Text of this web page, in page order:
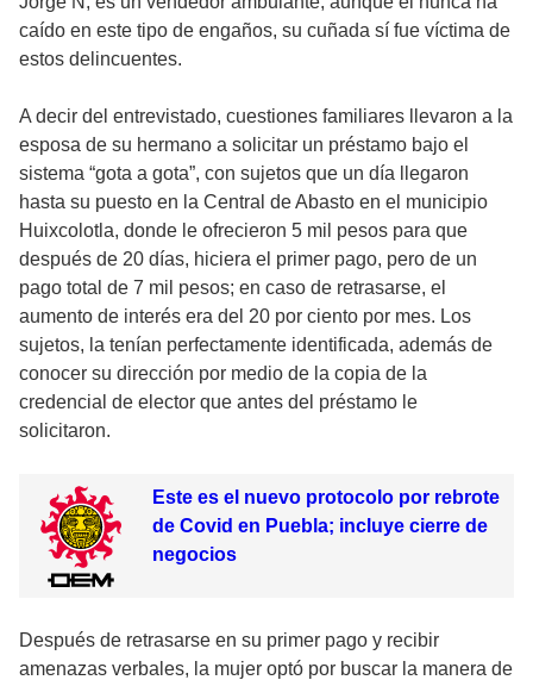
caído en este tipo de engaños, su cuñada sí fue víctima de
estos delincuentes.
A decir del entrevistado, cuestiones familiares llevaron a la
esposa de su hermano a solicitar un préstamo bajo el
sistema “gota a gota”, con sujetos que un día llegaron
hasta su puesto en la Central de Abasto en el municipio
Huixcolotla, donde le ofrecieron 5 mil pesos para que
después de 20 días, hiciera el primer pago, pero de un
pago total de 7 mil pesos; en caso de retrasarse, el
aumento de interés era del 20 por ciento por mes. Los
sujetos, la tenían perfectamente identificada, además de
conocer su dirección por medio de la copia de la
credencial de elector que antes del préstamo le
solicitaron.
Este es el nuevo protocolo por rebrote
de Covid en Puebla; incluye cierre de
negocios
Después de retrasarse en su primer pago y recibir
amenazas verbales, la mujer optó por buscar la manera de